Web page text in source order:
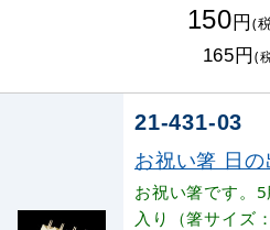
150円(
165円(
21-431-03
お祝い箸 日
お祝い箸です。
入り（箸サイズ